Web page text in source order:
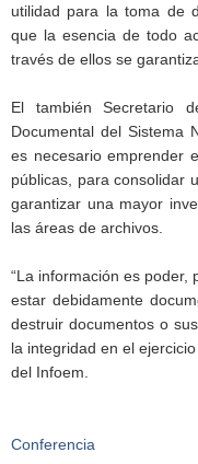
utilidad para la toma de
que la esencia de todo
través de ellos se
El también Secretario
Documental del Sistema
es necesario emprender
públicas, para consolidar
garantizar una mayor
las áreas de archivos.
“La información es
estar debidamente
destruir documentos o
la integridad en el
del Infoem.
Conferencia